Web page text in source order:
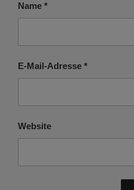
Name *
E-Mail-Adresse *
Website